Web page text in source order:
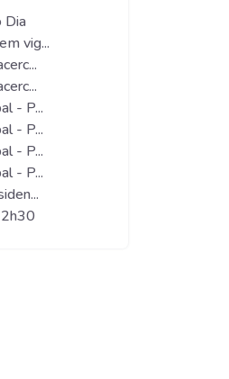
Dia
vig...
- P...
- P...
- P...
- P...